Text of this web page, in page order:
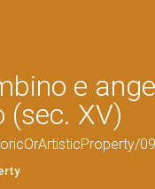
e
(sec. XV)